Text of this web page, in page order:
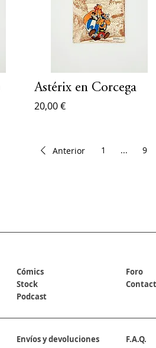
Astérix en Corcega
20,00 €
Anterior 1 ... 9
Cómics
Stock
Foro
Podcast
Envíos y devoluciones
F.A.Q.